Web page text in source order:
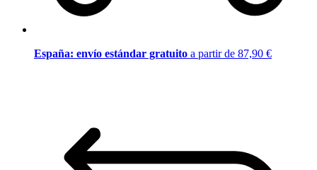
España: envío estándar gratuito a partir de 87,90 €